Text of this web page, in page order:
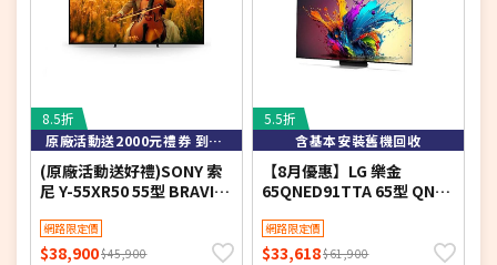
8.5折
原廠活動送2000元禮券 到8/9止
(原廠活動送好禮)SONY 索
尼 Y-55XR50 55型 BRAVIA
器
網路限定價
$38,900$45,900
5.5折
含基本安裝舊機回收
【8月優惠】LG 樂金
65QNED91TTA 65型 QNED
網路限定價
$33,618$61,900